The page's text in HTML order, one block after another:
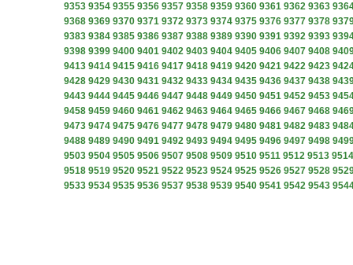
9353 9354 9355 9356 9357 9358 9359 9360 9361 9362 9363
9368 9369 9370 9371 9372 9373 9374 9375 9376 9377 9378
9383 9384 9385 9386 9387 9388 9389 9390 9391 9392 9393
9398 9399 9400 9401 9402 9403 9404 9405 9406 9407 9408
9413 9414 9415 9416 9417 9418 9419 9420 9421 9422 9423
9428 9429 9430 9431 9432 9433 9434 9435 9436 9437 9438
9443 9444 9445 9446 9447 9448 9449 9450 9451 9452 9453
9458 9459 9460 9461 9462 9463 9464 9465 9466 9467 9468
9473 9474 9475 9476 9477 9478 9479 9480 9481 9482 9483
9488 9489 9490 9491 9492 9493 9494 9495 9496 9497 9498
9503 9504 9505 9506 9507 9508 9509 9510 9511 9512 9513 9514
9518 9519 9520 9521 9522 9523 9524 9525 9526 9527 9528
9533 9534 9535 9536 9537 9538 9539 9540 9541 9542 9543